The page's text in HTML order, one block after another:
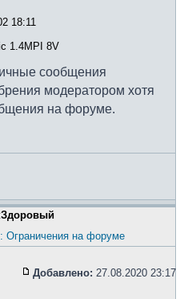
18:11
1.4MPI 8V
сообщения
модератором хотя
на форуме.
Ограничения на форуме
Добавлено: 27.08.2020 23:17